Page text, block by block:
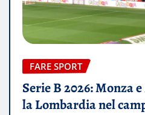
FARE SPORT
Serie B 2026: Monza
la Lombardia nel